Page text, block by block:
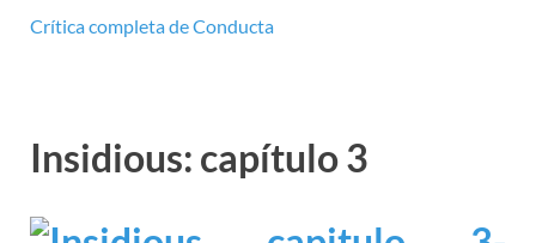
Crítica completa de Conducta
Insidious: capítulo 3